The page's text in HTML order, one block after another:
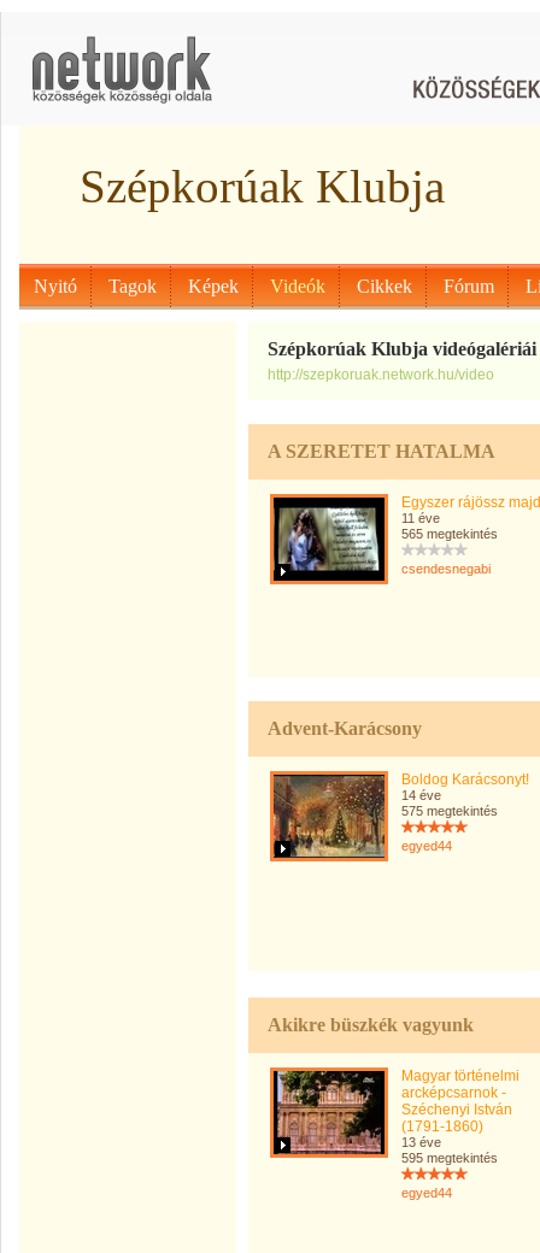
Szépkorúak Klubja
Nyitó Tagok Képek Videók Cikkek Fórum
Szépkorúak Klubja videógalériái
http://szepkoruak.network.hu/video
A SZERETET HATALMA
Egyszer rájössz
11 éve
565 megtekintés
csendesnegabi
Advent-Karácsony
Boldog Karácsonyt!
14 éve
575 megtekintés
egyed44
Akikre büszkék vagyunk
Magyar történelmi
arcképcsarnok -
Széchenyi István
(1791-1860)
13 éve
595 megtekintés
egyed44